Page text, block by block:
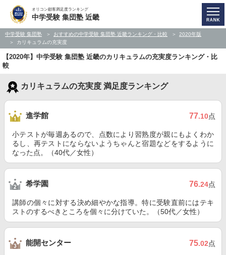
オリコン顧客満足度ランキング
中学受験 集団塾 近畿
中学受験 集団塾 おすすめの中学受験 集団塾 近畿ランキング・比較
2020年版
カリキュラムの充実度
【2020年】中学受験 集団塾 近畿のカリキュラムの充実度ランキング・比
較
カリキュラムの充実度 満足度ランキング
進学館 77.10点
小テストが毎週あるので、点数により習熟度が親にもよくわか
るし、再テストにならないようちゃんと宿題などをするように
なった点。（40代／女性）
希学園 76.24点
講師の個々に対する決め細やかな指導。特に受験直前にはテキ
ストのするべきところを個々に分けていた。（50代／女性）
能開センター 75.02点